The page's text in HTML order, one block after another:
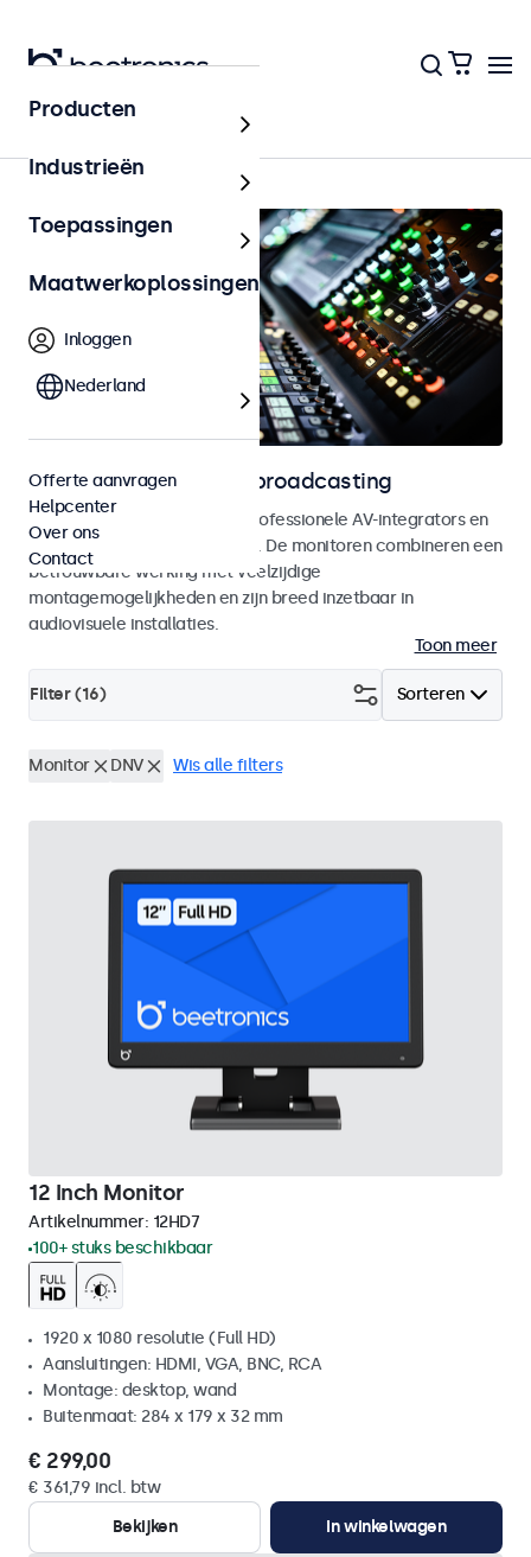
Home
Monitoren voor AV en broadcasting
Monitoren ontwikkeld voor professionele AV-integrators en
gebruik in studio-omgevingen. De monitoren combineren een
betrouwbare werking met veelzijdige
montagemogelijkheden en zijn breed inzetbaar in
audiovisuele installaties.
Toon meer
Sorteren
Filter (16)
Monitor DNV Wis alle filters
12 Inch Monitor
Artikelnummer: 12HD7
100+ stuks beschikbaar
1920 x 1080 resolutie (Full HD)
Aansluitingen: HDMI, VGA, BNC, RCA
Montage: desktop, wand
Buitenmaat: 284 x 179 x 32 mm
€ 299,00
€ 361,79 incl. btw
Bekijken
In winkelwagen
Producten
Industrieën
Toepassingen
Maatwerkoplossingen
Inloggen
Nederland
Offerte aanvragen
Helpcenter
Over ons
Contact